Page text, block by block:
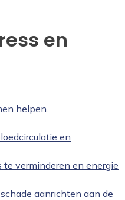
en
helpen.
en
verminderen en energie
aanrichten aan de